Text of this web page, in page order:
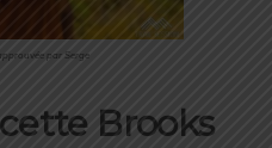
par Serge
Brooks